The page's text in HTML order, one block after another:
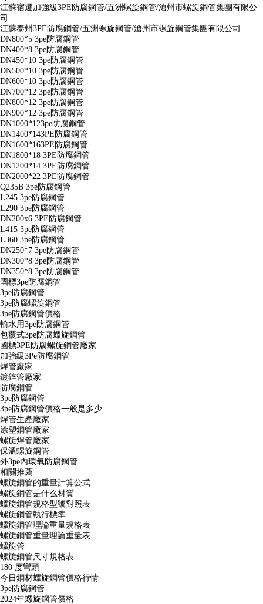
江蘇宿遷加強級3PE防腐鋼管/五洲螺旋鋼管/滄州市螺旋鋼管集團有限公
司
江蘇泰州3PE防腐鋼管/五洲螺旋鋼管/滄州市螺旋鋼管集團有限公司
DN800*5 3pe防腐鋼管
DN400*8 3pe防腐鋼管
DN450*10 3pe防腐鋼管
DN500*10 3pe防腐鋼管
DN600*10 3pe防腐鋼管
DN700*12 3pe防腐鋼管
DN800*12 3pe防腐鋼管
DN900*12 3pe防腐鋼管
DN1000*123pe防腐鋼管
DN1400*143PE防腐鋼管
DN1600*163PE防腐鋼管
DN1800*18 3PE防腐鋼管
DN1200*14 3PE防腐鋼管
DN2000*22 3PE防腐鋼管
Q235B 3pe防腐鋼管
L245 3pe防腐鋼管
L290 3pe防腐鋼管
DN200x6 3PE防腐鋼管
L415 3pe防腐鋼管
L360 3pe防腐鋼管
DN250*7 3pe防腐鋼管
DN300*8 3pe防腐鋼管
DN350*8 3pe防腐鋼管
國標3pe防腐鋼管
3pe防腐鋼管
3pe防腐螺旋鋼管
3pe防腐鋼管價格
輸水用3pe防腐鋼管
包覆式3pe防腐螺旋鋼管
國標3PE防腐螺旋鋼管廠家
加強級3Pe防腐鋼管
焊管廠家
鍍鋅管廠家
防腐鋼管
3pe防腐鋼管
3pe防腐鋼管價格一般是多少
焊管生產廠家
涂塑鋼管廠家
螺旋焊管廠家
保溫螺旋鋼管
外3pe內環氧防腐鋼管
相關推薦
螺旋鋼管的重量計算公式
螺旋鋼管是什么材質
螺旋鋼管規格型號對照表
螺旋鋼管執行標準
螺旋鋼管理論重量規格表
螺旋鋼管重量理論重量表
螺旋管
螺旋鋼管尺寸規格表
180 度彎頭
今日鋼材螺旋鋼管價格行情
3pe防腐鋼管
2024年螺旋鋼管價格